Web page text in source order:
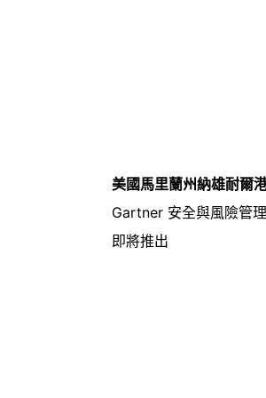
美國馬里蘭州納雄耐爾
Gartner 安全與風險管
即將推出